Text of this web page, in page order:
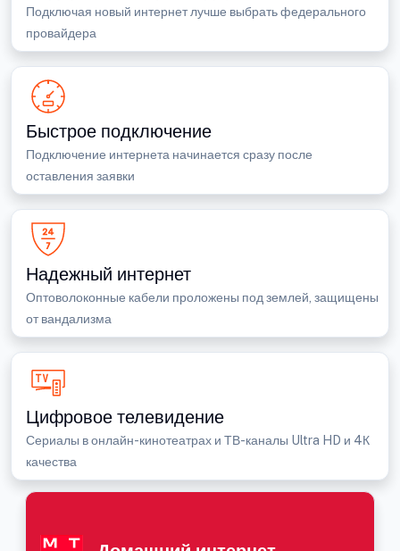
Подключая новый интернет лучше выбрать федерального
провайдера
Быстрое подключение
Подключение интернета начинается сразу после
оставления заявки
Надежный интернет
Оптоволоконные кабели проложены под землей, защищены
от вандализма
Цифровое телевидение
Сериалы в онлайн-кинотеатрах и ТВ-каналы Ultra HD и 4К
качества